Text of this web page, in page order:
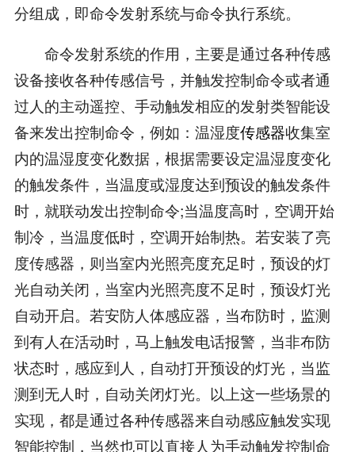
分组成，即命令发射系统与命令执行系统。
命令发射系统的作用，主要是通过各种传感
设备接收各种传感信号，并触发控制命令或者通
过人的主动遥控、手动触发相应的发射类智能设
备来发出控制命令，例如：温湿度传感器收集室
内的温湿度变化数据，根据需要设定温湿度变化
的触发条件，当温度或湿度达到预设的触发条件
时，就联动发出控制命令;当温度高时，空调开始
制冷，当温度低时，空调开始制热。若安装了亮
度传感器，则当室内光照亮度充足时，预设的灯
光自动关闭，当室内光照亮度不足时，预设灯光
自动开启。若安防人体感应器，当布防时，监测
到有人在活动时，马上触发电话报警，当非布防
状态时，感应到人，自动打开预设的灯光，当监
测到无人时，自动关闭灯光。以上这一些场景的
实现，都是通过各种传感器来自动感应触发实现
智能控制，当然也可以直接人为手动触发控制命